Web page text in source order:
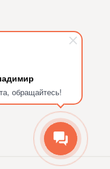
обращайтесь!
ДАННЫХ
Москва,